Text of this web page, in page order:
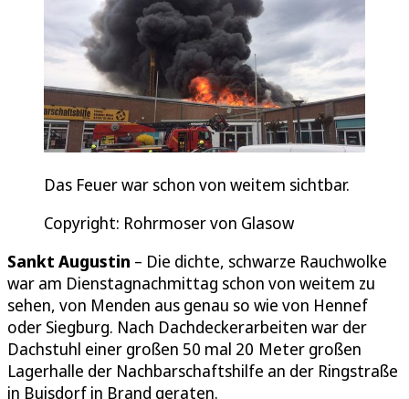
Das Feuer war schon von weitem sichtbar.
Copyright: Rohrmoser von Glasow
Sankt Augustin – Die dichte, schwarze Rauchwolke
war am Dienstagnachmittag schon von weitem zu
sehen, von Menden aus genau so wie von Hennef
oder Siegburg. Nach Dachdeckerarbeiten war der
Dachstuhl einer großen 50 mal 20 Meter großen
Lagerhalle der Nachbarschaftshilfe an der Ringstraße
in Buisdorf in Brand geraten.